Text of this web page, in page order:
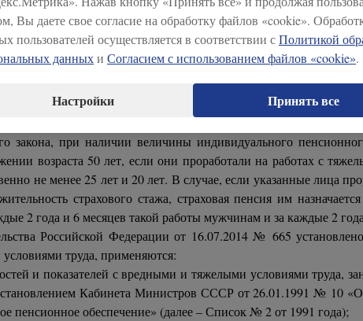
Вы даете свое согласие на обработку файлов «cookie».
пользователей осуществляется в соответствии сПолитикой
данныхи Согласием с использованием файлов «cookie».
Настройки Принять все
содержащих вредные вещества не ниже 3 класса
только к предшествующему периоду работы в
обжалуемого решения, в пределах доводов,
дела и требованиями действующего законодательства.
№ 400-ФЗ «О страховых пенсиях» право на страховую
30 названного Федерального закона страховая
закона, при наличии величины индивидуального
возраста 50 лет, если они проработали на работах с
не менее 25 лет и 20 лет. В случае, если указанные лица
страхового стажа, страховая пенсия им
2 года и 6 месяцев такой работы мужчинам и за каждые 2
Российской Федерации от 16.07.2014 № 665
труда, применяются:
и показателей с вредными и тяжелыми условиями труда,
Кабинета Министров СССР от 26.01.1991 № 10
пенсионное обеспечение» (далее – Список № 2 от 1991 года);